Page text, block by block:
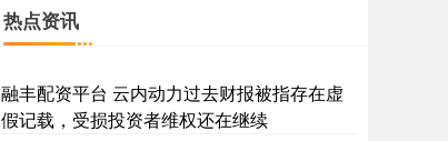
热点资讯
融丰配资平台 云内动力过去财报被指存在虚
假记载，受损投资者维权还在继续